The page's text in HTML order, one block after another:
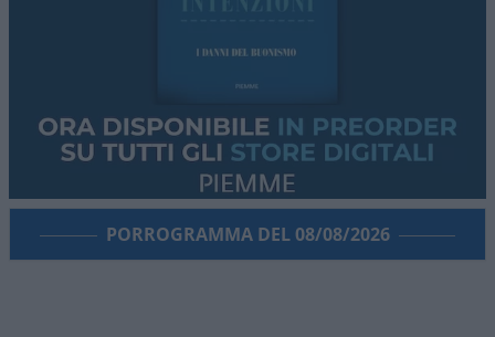
PORROGRAMMA DEL 08/08/2026